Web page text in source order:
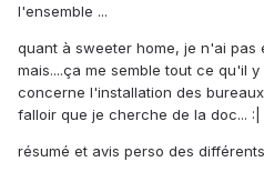
l'ensemble ...
quant à sweeter home, je n'ai pas
mais....ça me semble tout ce qu'il
concerne l'installation des
falloir que je cherche de la doc... :|
résumé et avis perso des